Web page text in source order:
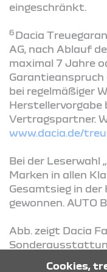
eingeschränkt.
6 Dacia
AG, nach Ablauf
maximal 7 Jahre
Garantieanspruch
bei regelmäßiger
Herstellervorgabe
Vertragspartner.
www.dacia.de/
Bei der Leserwahl
Marken in allen
Gesamtsieg in der
gewonnen. AUTO
Abb. zeigt Dacia
Cookies,